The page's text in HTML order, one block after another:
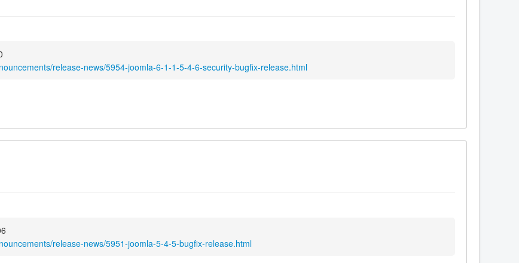
release-news/5954-joomla-6-1-1-5-4-6-security-bugfix-release.html
release-news/5951-joomla-5-4-5-bugfix-release.html